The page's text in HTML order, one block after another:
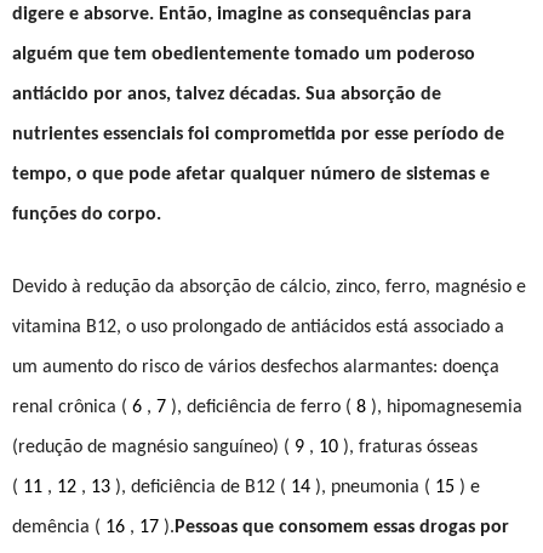
digere e absorve. Então, imagine as consequências para
alguém que tem obedientemente tomado um poderoso
antiácido por anos, talvez décadas. Sua absorção de
nutrientes essenciais foi comprometida por esse período de
tempo, o que pode afetar qualquer número de sistemas e
funções do corpo.
Devido à redução da absorção de cálcio, zinco, ferro, magnésio e
vitamina B12, o uso prolongado de antiácidos está associado a
um aumento do risco de vários desfechos alarmantes: doença
renal crônica ( 6 , 7 ), deficiência de ferro ( 8 ), hipomagnesemia
(redução de magnésio sanguíneo) ( 9 , 10 ), fraturas ósseas
( 11 , 12 , 13 ), deficiência de B12 ( 14 ), pneumonia ( 15 ) e
demência ( 16 , 17 ). Pessoas que consomem essas drogas por